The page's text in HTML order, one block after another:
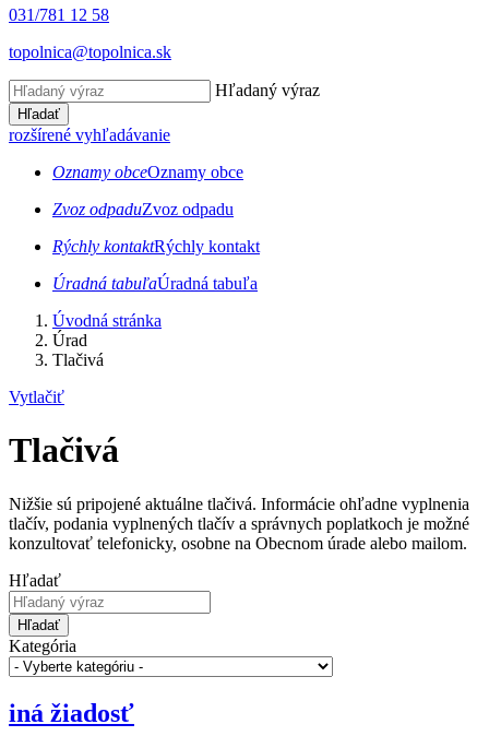
031/781 12 58
topolnica@topolnica.sk
Hľadaný výraz
Hľadať
rozšírené vyhľadávanie
Oznamy obceOznamy obce
Zvoz odpaduZvoz odpadu
Rýchly kontaktRýchly kontakt
Úradná tabuľaÚradná tabuľa
Úvodná stránka
Úrad
Tlačivá
Vytlačiť
Tlačivá
Nižšie sú pripojené aktuálne tlačivá. Informácie ohľadne vyplnenia
tlačív, podania vyplnených tlačív a správnych poplatkoch je možné
konzultovať telefonicky, osobne na Obecnom úrade alebo mailom.
Hľadať
Hľadať
Kategória
iná žiadosť